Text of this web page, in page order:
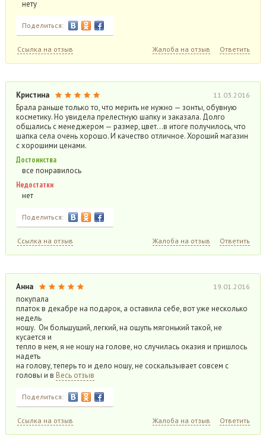
нету
Поделиться:
Ссылка на отзыв Жалоба на отзыв Ответить
Кристина 11.03.2016
Брала раньше только то, что мерить не нужно — зонты, обувную
косметику. Но увидела прелестную шапку и заказала. Долго
общались с менеджером — размер, цвет…в итоге получилось, что
шапка села очень хорошо. И качество отличное. Хороший магазин
с хорошими ценами.
Достоинства
все понравилось
Недостатки
нет
Поделиться:
Ссылка на отзыв Жалоба на отзыв Ответить
Анна 19.01.2016
покупала
платок в декабре на подарок, а оставила себе, вот уже несколько
недель
ношу. Он большущий, легкий, на ощупь мягонький такой, не
кусается и
тепло в нем, я не ношу на голове, но случилась оказия и пришлось
надеть
на голову, теперь то и дело ношу, не соскальзывает совсем с
головы и в Весь отзыв
Поделиться:
Ссылка на отзыв Жалоба на отзыв Ответить